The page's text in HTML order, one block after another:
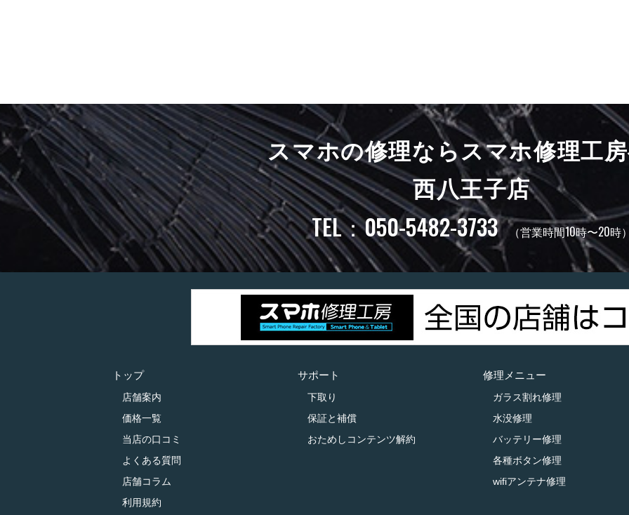
スマホの修理ならスマホ修理工
西八王子店
TEL：050-5482-3733 （営業時間10時〜20時
トップ
店舗案内
価格一覧
当店の口コミ
よくある質問
店舗コラム
利用規約
サポート
下取り
保証と補償
おためしコンテンツ解約
修理メニュー
ガラス割れ修理
水没修理
バッテリー修理
各種ボタン修理
wifiアンテナ修理